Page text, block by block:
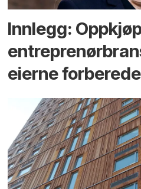
Innlegg:
eierne